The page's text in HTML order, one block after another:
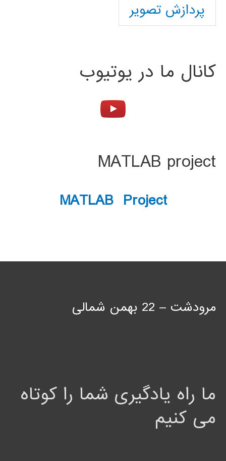
پردازش تصویر
کانال ما در یوتیوب
MATLAB project
MATLAB Project
مرودشت – 22 بهمن شمالی
ما راه یادگیری شما را کوتاه
می کنیم